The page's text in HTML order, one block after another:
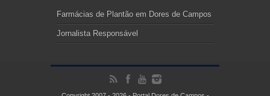
Farmácias de Plantão em Dores de Campos
Jornalista Responsável